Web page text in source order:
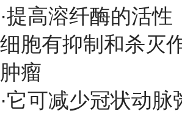
·提高溶纤酶的活性
细胞有抑制和杀灭
肿瘤
·它可减少冠状动脉